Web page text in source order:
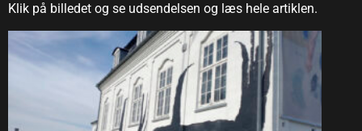
Klik på billedet og se udsendelsen og læs hele artiklen.